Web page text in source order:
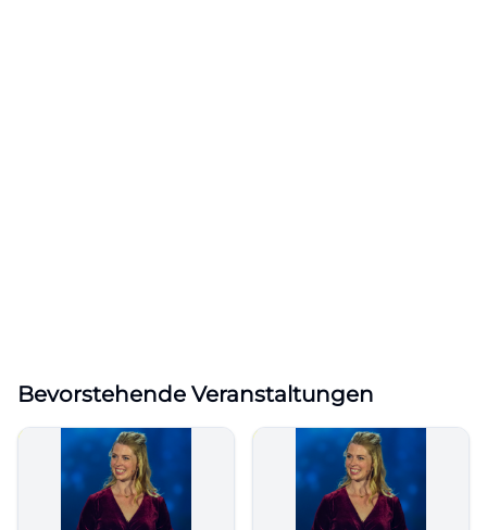
Bevorstehende Veranstaltungen